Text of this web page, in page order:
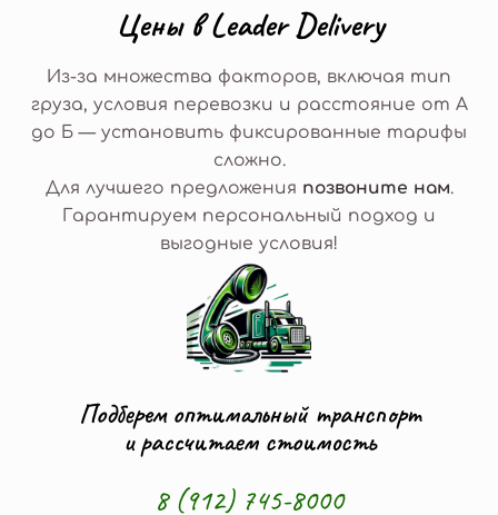
Цены в Leader Delivery
Из-за множества факторов, включая тип
груза, условия перевозки и расстояние от А
до Б — установить фиксированные тарифы
сложно.
Для лучшего предложения позвоните нам.
Гарантируем персональный подход и
выгодные условия!
Подберем оптимальный транспорт
и рассчитаем стоимость
8 (912) 745-8000